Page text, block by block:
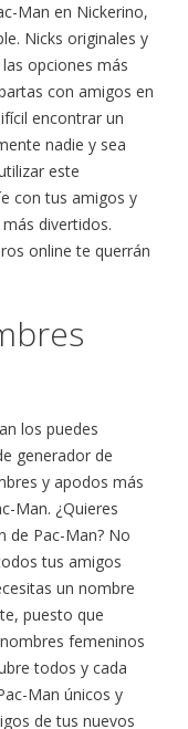
Man en Nickerino,
Nicks originales y
opciones más
con amigos en
encontrar un
nadie y sea
este
con tus amigos y
divertidos.
online te querrán
los puedes
generador de
y apodos más
Man. ¿Quieres
de Pac-Man? No
tus amigos
un nombre
puesto que
femeninos
todos y cada
Man únicos y
de tus nuevos